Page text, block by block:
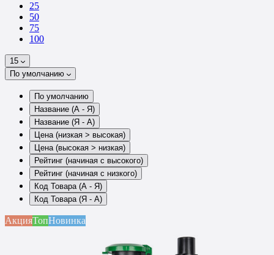
25
50
75
100
15
По умолчанию
По умолчанию
Название (А - Я)
Название (Я - А)
Цена (низкая > высокая)
Цена (высокая > низкая)
Рейтинг (начиная с высокого)
Рейтинг (начиная с низкого)
Код Товара (А - Я)
Код Товара (Я - А)
АкцияТопНовинка